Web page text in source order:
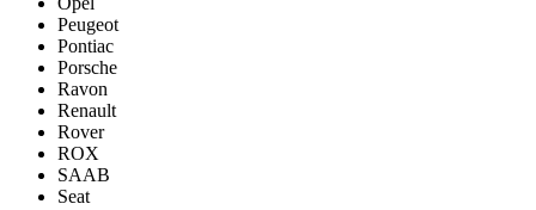
Peugeot
Pontiac
Porsсhe
Ravon
Renault
Rover
ROX
SAAB
Seat